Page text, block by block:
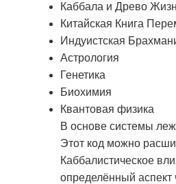
Каббала и Древо
Китайская Книга
Индуистская
Астрология
Генетика
Биохимия
Квантовая физика
В основе системы
Этот код можно
Каббалистическое
определённый